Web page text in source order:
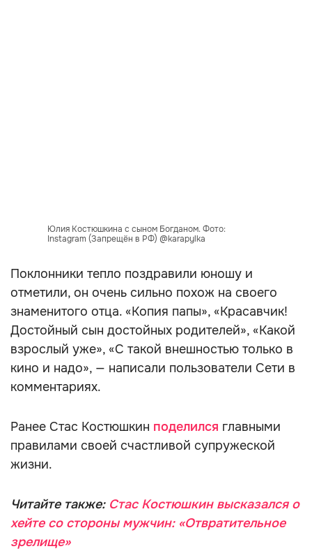
Юлия Костюшкина с сыном Богданом. Фото:
Instagram (Запрещён в РФ) @karapylka
Поклонники тепло поздравили юношу и
отметили, он очень сильно похож на своего
знаменитого отца. «Копия папы», «Красавчик!
Достойный сын достойных родителей», «Какой
взрослый уже», «С такой внешностью только в
кино и надо», — написали пользователи Сети в
комментариях.
Ранее Стас Костюшкин поделился главными
правилами своей счастливой супружеской
жизни.
Читайте также: Стас Костюшкин высказался о
хейте со стороны мужчин: «Отвратительное
зрелище»